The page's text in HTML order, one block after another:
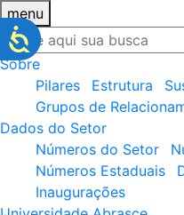
menu
Sobre
Pilares
Estrutura
Grupos de
Dados do Setor
Números do Setor
Números Estaduais
Inaugurações